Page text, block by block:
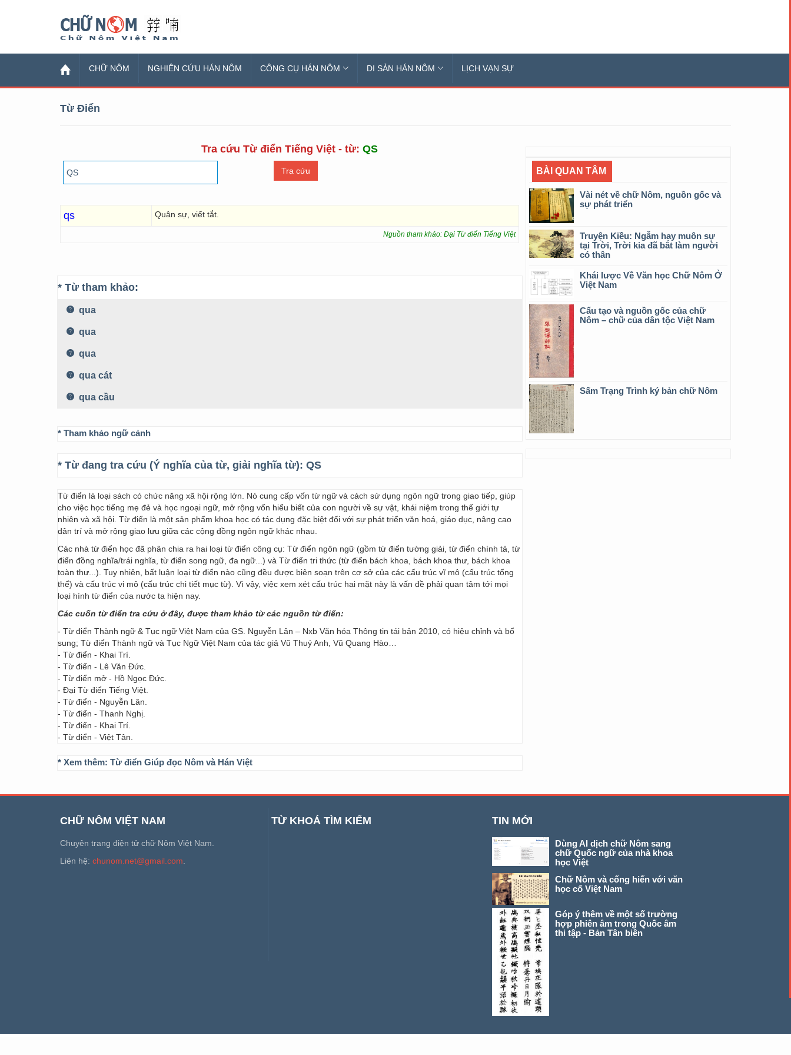
CHỮ NÔM NGHIÊN CỨU HÁN NÔM CÔNG CỤ HÁN NÔM DI SẢN HÁN NÔM LỊCH VẠN SỰ
Từ Điển
Tra cứu Từ điển Tiếng Việt - từ:QS
qs Quân sự, viết tắt.
Nguồn tham khảo: Đại Từ điển Tiếng Việt
* Từ tham khảo:
qua
qua
qua
qua cát
qua cầu
* Tham khảo ngữ cảnh
* Từ đang tra cứu (Ý nghĩa của từ, giải nghĩa từ): QS
Từ điển là loại sách có chức năng xã hội rộng lớn. Nó cung cấp vốn từ ngữ và cách sử dụng ngôn ngữ trong giao tiếp, giúp
cho việc học tiếng mẹ đẻ và học ngoại ngữ, mở rộng vốn hiểu biết của con người về sự vật, khái niệm trong thế giới tự
nhiên và xã hội. Từ điển là một sản phẩm khoa học có tác dụng đặc biệt đối với sự phát triển văn hoá, giáo dục, nâng cao
dân trí và mở rộng giao lưu giữa các cộng đồng ngôn ngữ khác nhau.
Các nhà từ điển học đã phân chia ra hai loại từ điển công cụ: Từ điển ngôn ngữ (gồm từ điển tường giải, từ điển chính tả, từ
điển đồng nghĩa/trái nghĩa, từ điển song ngữ, đa ngữ...) và Từ điển tri thức (từ điển bách khoa, bách khoa thư, bách khoa
toàn thư...). Tuy nhiên, bất luận loại từ điển nào cũng đều được biên soạn trên cơ sở của các cấu trúc vĩ mô (cấu trúc tổng
thể) và cấu trúc vi mô (cấu trúc chi tiết mục từ). Vì vậy, việc xem xét cấu trúc hai mặt này là vấn đề phải quan tâm tới mọi
loại hình từ điển của nước ta hiện nay.
Các cuốn từ điển tra cứu ở đây, được tham khảo từ các nguồn từ điển:
- Từ điển Thành ngữ & Tục ngữ Việt Nam của GS. Nguyễn Lân – Nxb Văn hóa Thông tin tái bản 2010, có hiệu chỉnh và bổ
sung; Từ điển Thành ngữ và Tục Ngữ Việt Nam của tác giả Vũ Thuý Anh, Vũ Quang Hào…
- Từ điển - Khai Trí.
- Từ điển - Lê Văn Đức.
- Từ điển mở - Hồ Ngọc Đức.
- Đại Từ điển Tiếng Việt.
- Từ điển - Nguyễn Lân.
- Từ điển - Thanh Nghị.
- Từ điển - Khai Trí.
- Từ điển - Việt Tân.
* Xem thêm: Từ điển Giúp đọc Nôm và Hán Việt
BÀI QUAN TÂM
Vài nét về chữ Nôm, nguồn gốc và
sự phát triển
Truyện Kiều: Ngẫm hay muôn sự
tại Trời, Trời kia đã bắt làm người
có thân
Khái lược Về Văn học Chữ Nôm Ở
Việt Nam
Cấu tạo và nguồn gốc của chữ
Nôm – chữ của dân tộc Việt Nam
Sấm Trạng Trình ký bản chữ Nôm
CHỮ NÔM VIỆT NAM
Chuyên trang điện tử chữ Nôm Việt Nam.
Liên hệ: chunom.net@gmail.com
TỪ KHOÁ TÌM KIẾM TIN MỚI
Dùng AI dịch chữ Nôm sang
chữ Quốc ngữ của nhà khoa
học Việt
Chữ Nôm và cống hiến với văn
học cổ Việt Nam
Góp ý thêm về một số trường
hợp phiên âm trong Quốc âm
thi tập - Bản Tân biên